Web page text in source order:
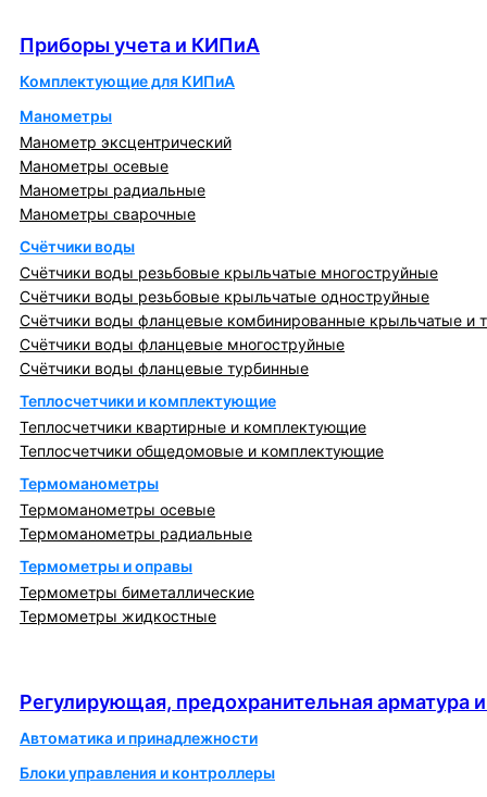
Приборы учета и КИПиА
Комплектующие для КИПиА
Манометры
Манометр эксцентрический
Манометры осевые
Манометры радиальные
Манометры сварочные
Счётчики воды
Счётчики воды резьбовые крыльчатые многоструйные
Счётчики воды резьбовые крыльчатые одноструйные
Счётчики воды фланцевые комбинированные крыльчатые и
Счётчики воды фланцевые многоструйные
Счётчики воды фланцевые турбинные
Теплосчетчики и комплектующие
Теплосчетчики квартирные и комплектующие
Теплосчетчики общедомовые и комплектующие
Термоманометры
Термоманометры осевые
Термоманометры радиальные
Термометры и оправы
Термометры биметаллические
Термометры жидкостные
Регулирующая, предохранительная арматура
Автоматика и принадлежности
Блоки управления и контроллеры